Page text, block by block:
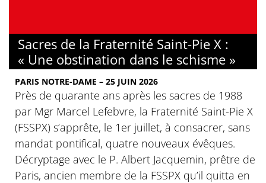
Sacres de la Fraternité Saint-Pie X :
« Une obstination dans le schisme »
PARIS NOTRE-DAME – 25 JUIN 2026
Près de quarante ans après les sacres de 1988
par Mgr Marcel Lefebvre, la Fraternité Saint-Pie X
(FSSPX) s’apprête, le 1er juillet, à consacrer, sans
mandat pontifical, quatre nouveaux évêques.
Décryptage avec le P. Albert Jacquemin, prêtre de
Paris, ancien membre de la FSSPX qu’il quitta en